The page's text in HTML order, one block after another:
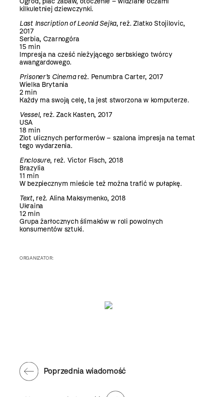
kilkuletniej dziewczynki.
Last Inscription of Leonid Sejka, reż. Zlatko Stojilovic,
2017
Serbia, Czarnogóra
15 min
Impresja na cześć nieżyjącego serbskiego twórcy
awangardowego.
Prisoner’s Cinemareż. Penumbra Carter, 2017
Wielka Brytania
2 min
Każdy ma swoją celę, ta jest stworzona w komputerze.
Vessel, reż. Zack Kasten, 2017
USA
18 min
Zlot ulicznych performerów – szalona impresja na temat
tego wydarzenia.
Enclosure, reż. Victor Fisch, 2018
Brazylia
11 min
W bezpiecznym mieście też można trafić w pułapkę.
Text, reż. Alina Maksymenko, 2018
Ukraina
12 min
Grupa żarłocznych ślimaków w roli powolnych
konsumentów sztuki.
ORGANIZATOR:
Poprzednia wiadomość